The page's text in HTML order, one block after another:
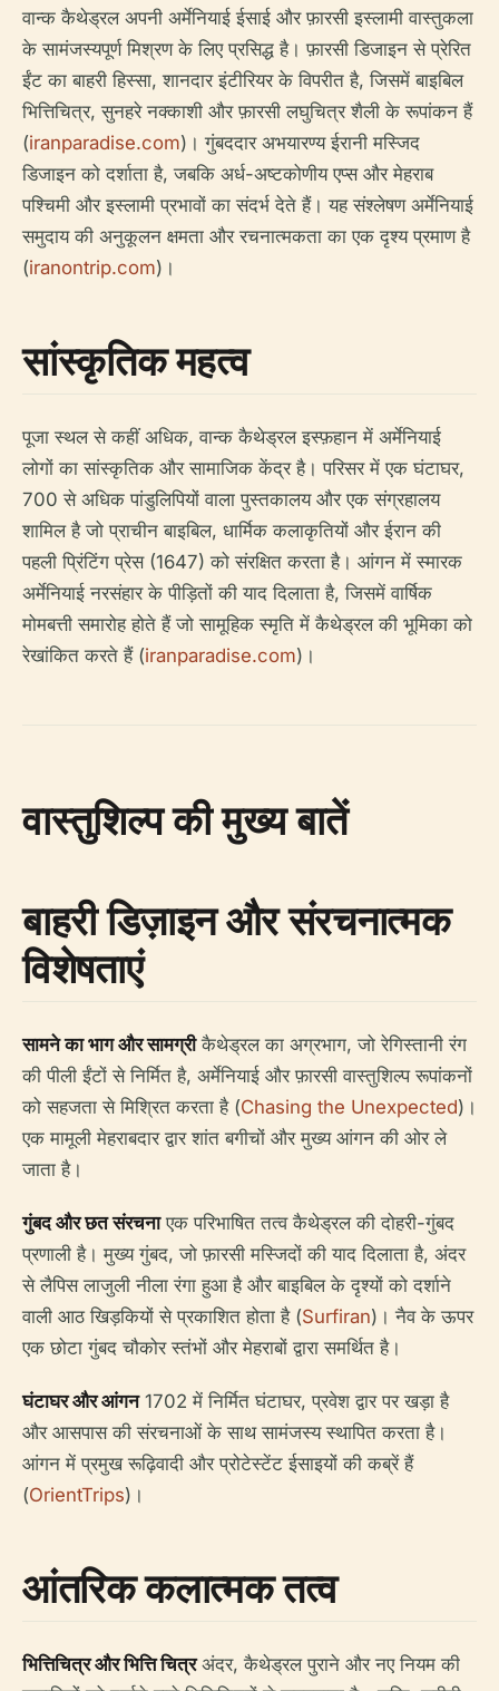
वान्क कैथेड्रल अपनी अर्मेनियाई ईसाई और फ़ारसी इस्लामी वास्तुकला
के सामंजस्यपूर्ण मिश्रण के लिए प्रसिद्ध है। फ़ारसी डिजाइन से प्रेरित
ईंट का बाहरी हिस्सा, शानदार इंटीरियर के विपरीत है, जिसमें बाइबिल
भित्तिचित्र, सुनहरे नक्काशी और फ़ारसी लघुचित्र शैली के रूपांकन हैं
(iranparadise.com)। गुंबददार अभयारण्य ईरानी मस्जिद
डिजाइन को दर्शाता है, जबकि अर्ध-अष्टकोणीय एप्स और मेहराब
पश्चिमी और इस्लामी प्रभावों का संदर्भ देते हैं। यह संश्लेषण अर्मेनियाई
समुदाय की अनुकूलन क्षमता और रचनात्मकता का एक दृश्य प्रमाण है
(iranontrip.com)।
सांस्कृतिक महत्व
पूजा स्थल से कहीं अधिक, वान्क कैथेड्रल इस्फ़हान में अर्मेनियाई
लोगों का सांस्कृतिक और सामाजिक केंद्र है। परिसर में एक घंटाघर,
700 से अधिक पांडुलिपियों वाला पुस्तकालय और एक संग्रहालय
शामिल है जो प्राचीन बाइबिल, धार्मिक कलाकृतियों और ईरान की
पहली प्रिंटिंग प्रेस (1647) को संरक्षित करता है। आंगन में स्मारक
अर्मेनियाई नरसंहार के पीड़ितों की याद दिलाता है, जिसमें वार्षिक
मोमबत्ती समारोह होते हैं जो सामूहिक स्मृति में कैथेड्रल की भूमिका को
रेखांकित करते हैं (iranparadise.com)।
वास्तुशिल्प की मुख्य बातें
बाहरी डिज़ाइन और संरचनात्मक
विशेषताएं
सामने का भाग और सामग्रीकैथेड्रल का अग्रभाग, जो रेगिस्तानी रंग
की पीली ईंटों से निर्मित है, अर्मेनियाई और फ़ारसी वास्तुशिल्प रूपांकनों
को सहजता से मिश्रित करता है (Chasing the Unexpected)।
एक मामूली मेहराबदार द्वार शांत बगीचों और मुख्य आंगन की ओर ले
जाता है।
गुंबद और छत संरचनाएक परिभाषित तत्व कैथेड्रल की दोहरी-गुंबद
प्रणाली है। मुख्य गुंबद, जो फ़ारसी मस्जिदों की याद दिलाता है, अंदर
से लैपिस लाजुली नीला रंगा हुआ है और बाइबिल के दृश्यों को दर्शाने
वाली आठ खिड़कियों से प्रकाशित होता है (Surfiran)। नैव के ऊपर
एक छोटा गुंबद चौकोर स्तंभों और मेहराबों द्वारा समर्थित है।
घंटाघर और आंगन1702 में निर्मित घंटाघर, प्रवेश द्वार पर खड़ा है
और आसपास की संरचनाओं के साथ सामंजस्य स्थापित करता है।
आंगन में प्रमुख रूढ़िवादी और प्रोटेस्टेंट ईसाइयों की कब्रें हैं
(OrientTrips)।
आंतरिक कलात्मक तत्व
भित्तिचित्र और भित्ति चित्रअंदर, कैथेड्रल पुराने और नए नियम की